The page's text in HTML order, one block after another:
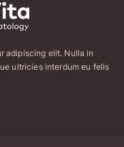
adipiscing elit. Nulla in
ultricies interdum eu felis